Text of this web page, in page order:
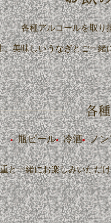
各種アルコールを取り
、美味しいうなぎとご一緒
各種
瓶ビール 冷酒 ノ
と一緒にお楽しみいただ